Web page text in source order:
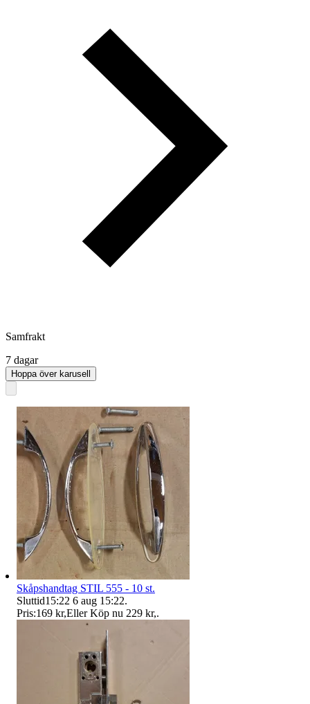
Samfrakt
7 dagar
Hoppa över karusell
Skåpshandtag STIL 555 - 10 st.
Sluttid15:22 6 aug 15:22.
Pris:169 kr,Eller Köp nu 229 kr,.